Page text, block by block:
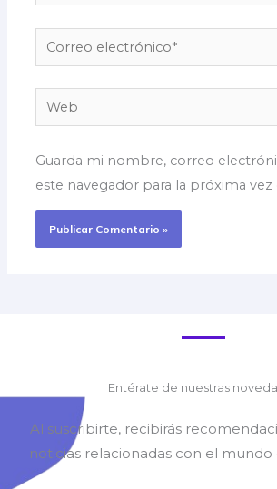
Correo
electrónico*
Web
Guarda mi nombre, correo
este navegador para la próxima
Entérate de nuestras
Al suscribirte, recibirás
noticias relacionadas con el mundo